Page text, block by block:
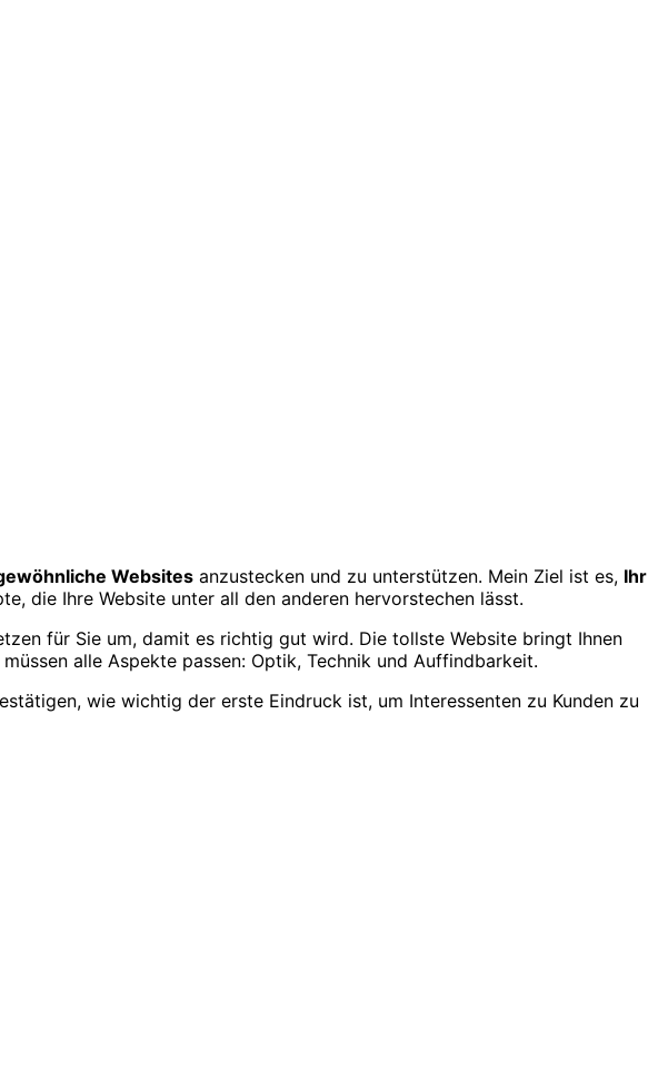
Websites anzustecken und zu unterstützen. Mein Ziel ist es, Ihr
die Ihre Website unter all den anderen hervorstechen lässt.
für Sie um, damit es richtig gut wird. Die tollste Website bringt Ihnen
müssen alle Aspekte passen: Optik, Technik und Auffindbarkeit.
wie wichtig der erste Eindruck ist, um Interessenten zu Kunden zu